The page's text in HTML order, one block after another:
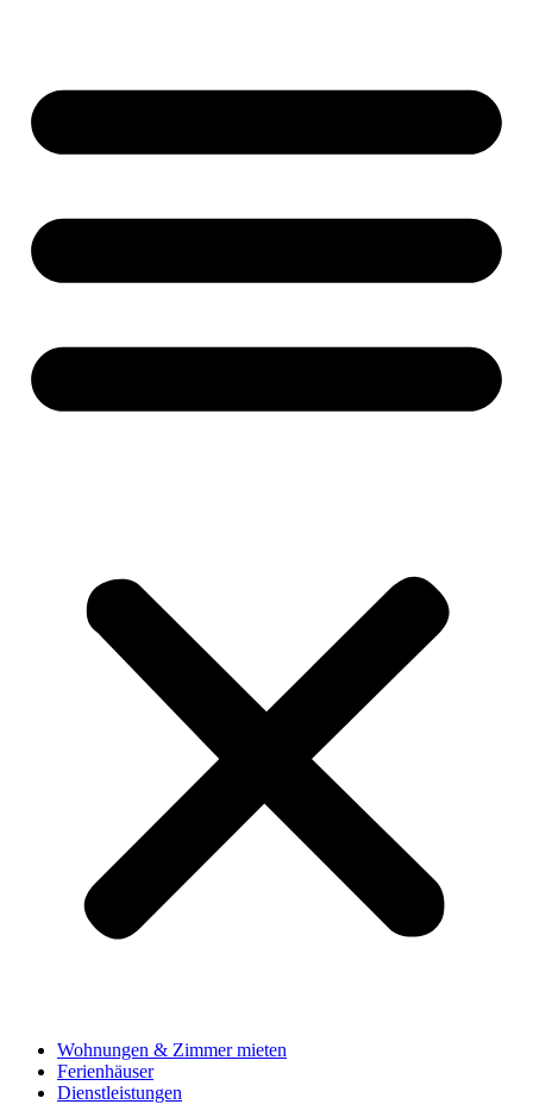
Wohnungen & Zimmer mieten
Ferienhäuser
Dienstleistungen